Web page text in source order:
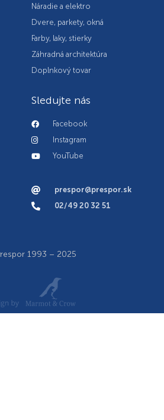
Náradie a elektro
Dvere, parkety, okná
Farby, laky, stierky
Záhradná architektúra
Doplnkový tovar
Sledujte nás
Facebook
Instagram
YouTube
prespor@prespor.sk
02/49 20 32 51
1993 – 2025